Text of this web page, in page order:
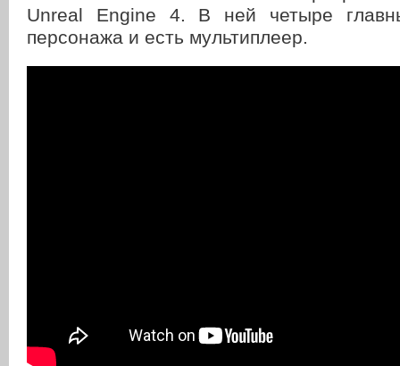
Unreal Engine 4. В ней четыре
персонажа и есть мультиплеер.